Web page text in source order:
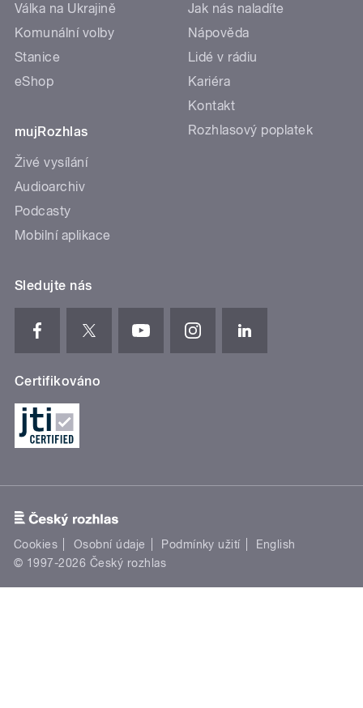
Válka na Ukrajině
Komunální volby
Stanice
eShop
mujRozhlas
Živé vysílání
Audioarchiv
Podcasty
Mobilní aplikace
Jak nás naladíte
Nápověda
Lidé v rádiu
Kariéra
Kontakt
Rozhlasový poplatek
Sledujte nás
Certifikováno
Cookies Osobní údaje Podmínky užití
English
© 1997-2026 Český rozhlas